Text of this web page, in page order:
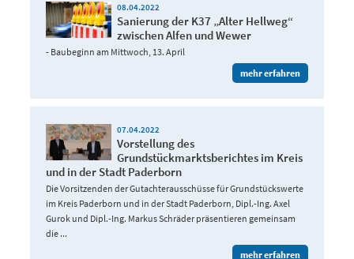
08.04.2022
Sanierung der K37 „Alter Hellweg“
zwischen Alfen und Wewer
- Baubeginn am Mittwoch, 13. April
mehr erfahren
07.04.2022
Vorstellung des
Grundstückmarktsberichtes im Kreis
und in der Stadt Paderborn
Die Vorsitzenden der Gutachterausschüsse für Grundstückswerte
im Kreis Paderborn und in der Stadt Paderborn, Dipl.-Ing. Axel
Gurok und Dipl.-Ing. Markus Schräder präsentieren gemeinsam
die ...
mehr erfahren